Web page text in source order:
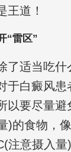
王道！
“雷区”
了适当吃什
于白癜风患
以要尽量
)的食物，
注意摄入